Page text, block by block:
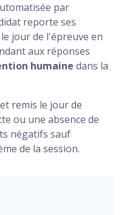
par
reporte ses
jour de l'épreuve en
aux réponses
humaine dans la
remis le jour de
ou une absence de
négatifs sauf
de la session.